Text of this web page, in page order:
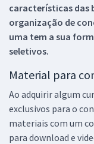
características das
organização de
uma tem a sua
seletivos.
Material para
Ao adquirir algum
exclusivos para o
materiais com um
para download e